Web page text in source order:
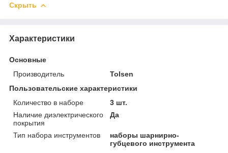
Скрыть
Характеристики
Основные
Производитель
Tolsen
Пользовательские характеристики
Количество в наборе
3 шт.
Наличие диэлектрического
покрытия
Да
Тип набора инструментов
наборы шарнирно-
губцевого инструмента